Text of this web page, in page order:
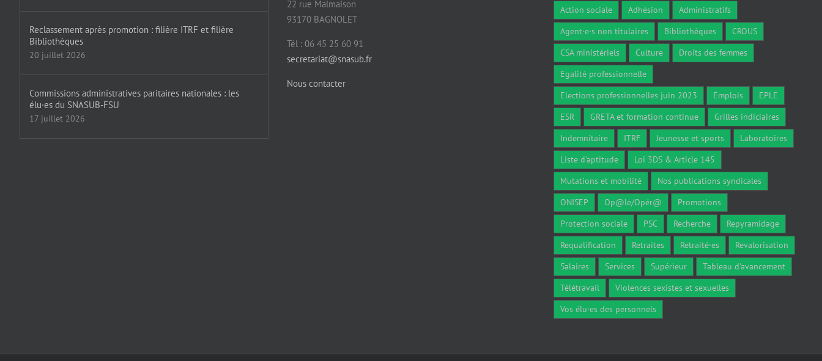
Reclassement après promotion : filière ITRF et filière
Bibliothèques
20 juillet 2026
Commissions administratives paritaires nationales : les
élu·es du SNASUB-FSU
17 juillet 2026
22 rue Malmaison
93170 BAGNOLET
Tél : 06 45 25 60 91
secretariat@snasub.fr
Nous contacter
Action sociale
Adhésion
Administratifs
Agent·e·s non titulaires
Bibliothèques
CROUS
CSA ministériels
Culture
Droits des femmes
Egalité professionnelle
Elections professionnelles juin 2023
Emplois
EPLE
ESR
GRETA et formation continue
Grilles indiciaires
Indemnitaire
ITRF Jeunesse et sports
Laboratoires
Liste d'aptitude
Loi 3DS & Article 145
Mutations et mobilité
Nos publications syndicales
ONISEP
Op@le/Opér@
Promotions
Protection sociale
PSC Recherche
Repyramidage
Requalification
Retraites Retraité·es
Revalorisation
Salaires
Services Supérieur
Tableau d'avancement
Télétravail
Violences sexistes et sexuelles
Vos élu·es des personnels